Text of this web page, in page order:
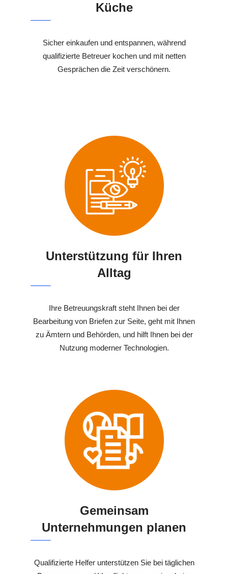
Küche
Sicher einkaufen und entspannen, während
qualifizierte Betreuer kochen und mit netten
Gesprächen die Zeit verschönern.
Unterstützung für Ihren
Alltag
Ihre Betreuungskraft steht Ihnen bei der
Bearbeitung von Briefen zur Seite, geht mit Ihnen
zu Ämtern und Behörden, und hilft Ihnen bei der
Nutzung moderner Technologien.
Gemeinsam
Unternehmungen planen
Qualifizierte Helfer unterstützen Sie bei täglichen